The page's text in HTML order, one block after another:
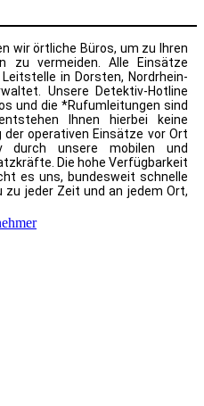
wir örtliche Büros, um zu Ihren
zu vermeiden. Alle Einsätze
in Dorsten, Nordrhein-
Unsere Detektiv-Hotline
und die *Rufumleitungen sind
Ihnen hierbei keine
operativen Einsätze vor Ort
unsere mobilen und
Die hohe Verfügbarkeit
es uns, bundesweit schnelle
jeder Zeit und an jedem Ort,